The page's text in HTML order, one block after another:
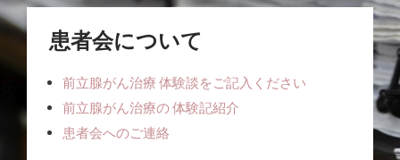
患者会について
前立腺がん治療 体験談をご記入ください
前立腺がん治療の 体験記紹介
患者会へのご連絡